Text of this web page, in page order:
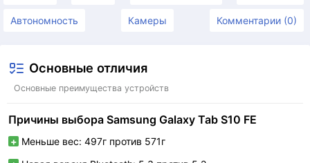
Автономность Камеры Комментарии (0)
Основные отличия
Основные преимущества устройств
Причины выбора Samsung Galaxy Tab S10 FE
Меньше вес: 497г против 571г